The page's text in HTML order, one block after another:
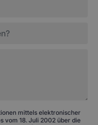
mittels elektronischer
vom 18. Juli 2002 über die